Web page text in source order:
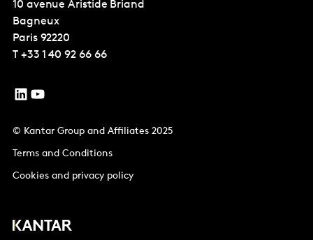
10 avenue Aristide Briand
Bagneux
Paris 92220
T +33 1 40 92 66 66
© Kantar Group and Affiliates 2025
Terms and Conditions
Cookies and privacy policy